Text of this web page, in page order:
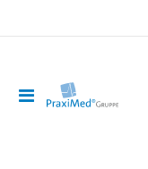
Navigation
umschalten